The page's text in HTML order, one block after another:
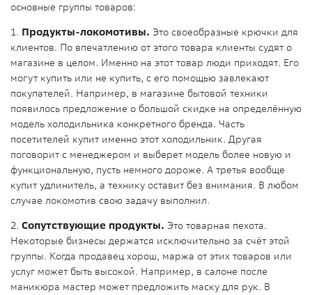
основные группы товаров:
1. Продукты-локомотивы. Это своеобразные крючки для
клиентов. По впечатлению от этого товара клиенты судят о
магазине в целом. Именно на этот товар люди приходят. Его
могут купить или не купить, с его помощью завлекают
покупателей. Например, в магазине бытовой техники
появилось предложение о большой скидке на определённую
модель холодильника конкретного бренда. Часть
посетителей купит именно этот холодильник. Другая
поговорит с менеджером и выберет модель более новую и
функциональную, пусть немного дороже. А третья вообще
купит удлинитель, а технику оставит без внимания. В любом
случае локомотив свою задачу выполнил.
2. Сопутствующие продукты. Это товарная пехота.
Некоторые бизнесы держатся исключительно за счёт этой
группы. Когда продавец хорош, маржа от этих товаров или
услуг может быть высокой. Например, в салоне после
маникюра мастер может предложить маску для рук. В